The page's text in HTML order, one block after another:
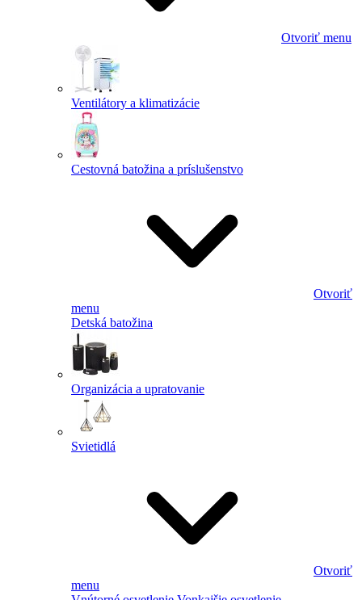
Otvoriť menu
Ventilátory a klimatizácie
Cestovná batožina a príslušenstvo
Otvoriť
menu
Detská batožina
Organizácia a upratovanie
Svietidlá
Otvoriť
menu